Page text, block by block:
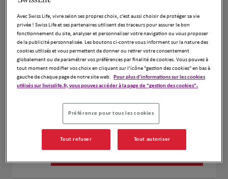
Voir plus
2
Sonia BERLIVET et Benoit
LESTIDEAU
40150 Soort-Hossegor
Numéro
Avec Swiss Life, vivre selon ses propres choix, c’est aussi choisir de protéger sa vie
privée ! Swiss Life et ses partenaires utilisent des traceurs pour assurer le bon
fonctionnement du site, analyser et personnaliser votre navigation ou vous proposer
de la publicité personnalisée. Les boutons ci-contre vous informent sur la nature des
cookies utilisés et vous permettent de donner ou retirer votre consentement
globalement ou de paramétrer vos préférences par finalité de cookies. Vous pouvez à
tout moment modifier vos choix en cliquant sur l’icône "gestion des cookies" en bas à
gauche de chaque page de notre site web. Pour plus d'informations sur les cookies
utilisés sur Swisslife.fr, vous pouvez accéder à la page de "gestion des cookies".
Préférence pour tous les cookies
Tout refuser Tout autoriser